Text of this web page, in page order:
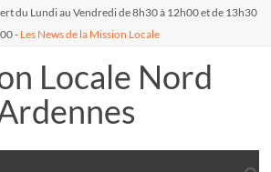
du Lundi au Vendredi de 8h30 à 12h00 et de 13h30
- Les News de la Mission Locale
Locale Nord